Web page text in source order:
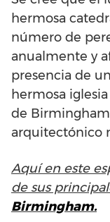
hermosa
número de
anualmente y
presencia de
hermosa
de
arquitectónico
Aquí en este
de sus
Birmingham.